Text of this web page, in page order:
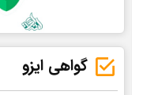
گواهی ایزو